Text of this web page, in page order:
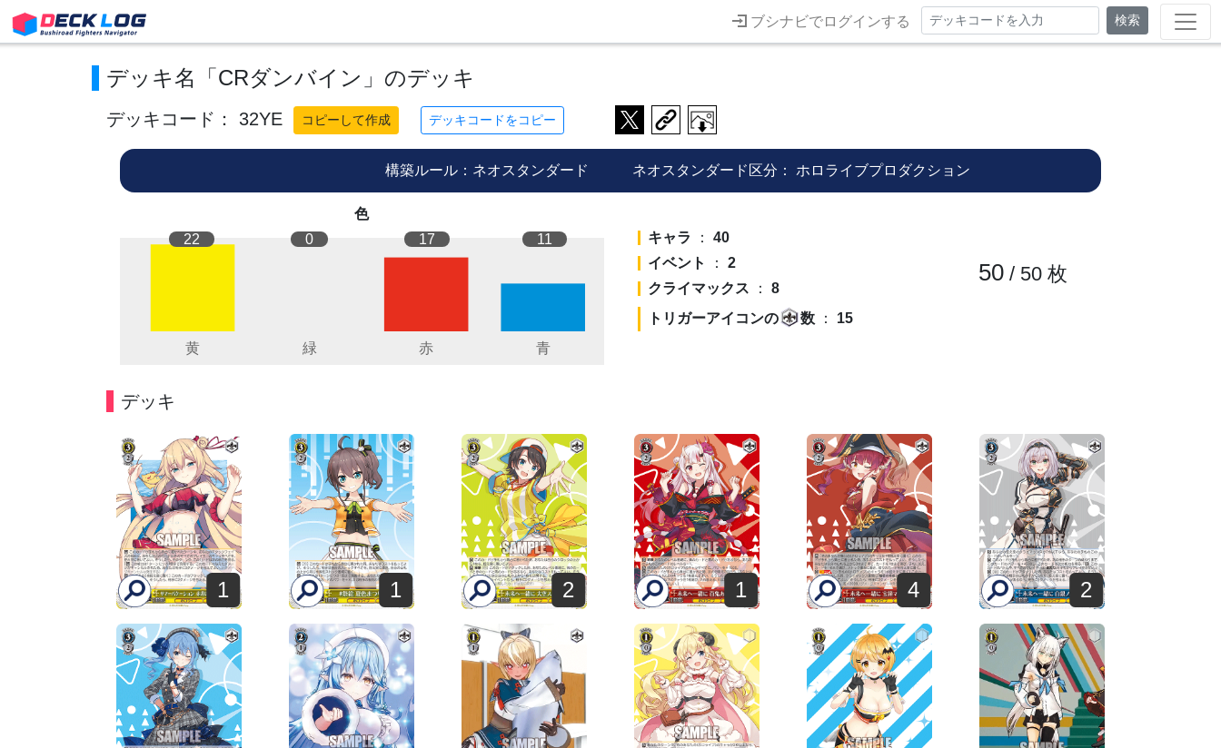
ブシナビでログインする 検索
デッキ名「CRダンバイン」のデッキ
デッキコード： 32YE コピーして作成 デッキコードをコピー
構築ルール：ネオスタンダード ネオスタンダード区分： ホロライブプロダクション
色
22
0 17 11 キャラ ： 40
イベント
： 2
クライマックス ： 8
トリガーアイコンの
数： 15
50/ 50枚
デッキ
1 1 2 1 4 2